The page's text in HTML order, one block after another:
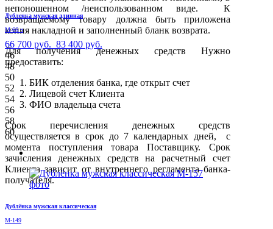
непоношенном /неиспользованном виде. К
возвращаемому товару должна быть приложена
копия накладной и заполненный бланк возврата.
Для получения денежных средств Нужно
предоставить:
БИК отделения банка, где открыт счет
Лицевой счет Клиента
ФИО владельца счета
Срок перечисления денежных средств
осуществляется в срок до 7 календарных дней, с
момента поступления товара Поставщику. Срок
зачисления денежных средств на расчетный счет
Клиента зависит от внутреннего регламента банка-
получателя.
Дубленка мужская длинная
М-66 ч
66 700 руб. 83 400 руб.
46
48
50
52
54
56
58
60
Дублёнка мужская классическая
М-149